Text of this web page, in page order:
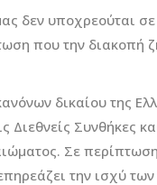
δεν υποχρεούται
που την διακοπή
δικαίου της
Διεθνείς Συνθήκες
Σε
την ισχύ